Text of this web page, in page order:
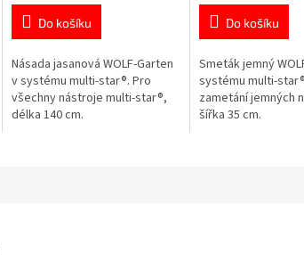
Do košíku
Násada jasanová WOLF-Garten
v systému multi-star®. Pro
všechny nástroje multi-star®,
délka 140 cm.
Do košíku
Smeták jemný
systému multi-
zametání jemných
šířka 35 cm.